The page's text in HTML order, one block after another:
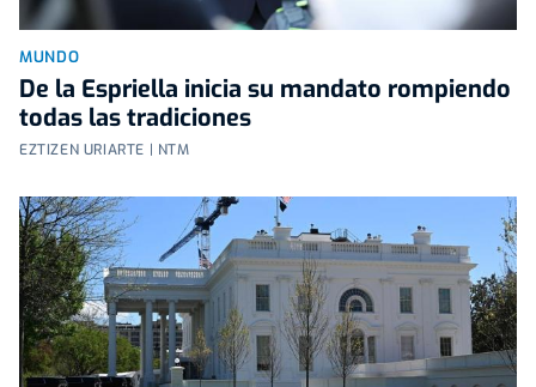
MUNDO
De la Espriella inicia su mandato rompiendo
todas las tradiciones
EZTIZEN URIARTE | NTM